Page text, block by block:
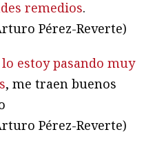
remedios.
Pérez-Reverte)
lo estoy pasando muy
, me traen buenos
Pérez-Reverte)